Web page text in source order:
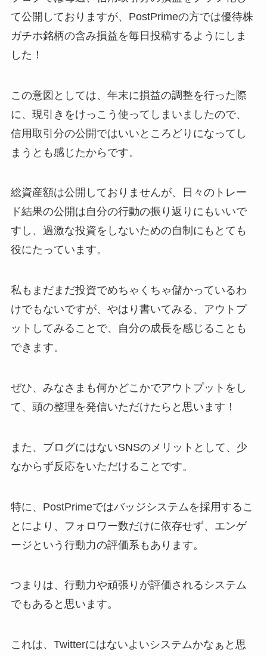
て公開しておりますが、PostPrimeの方では優待株
ガチホ銘柄の含み損益を毎日投稿するようにしま
した！
この意図としては、年末に損益の調整を行った際
に、現引きをけっこう使ってしまいましたので、
信用取引分の公開ではいいところどりになってし
まうとも感じたからです。
総資産額は公開しておりませんが、日々のトレー
ド結果の公開は自分の行動の振り返りにもいいで
すし、過激な投資をしないための自制にもとても
役にたっています。
私もまだまだ投資でめちゃくちゃ儲かっているわ
けでもないですが、やはり書いてみる、アウトプ
ットしてみることで、自分の成長を感じることも
できます。
ぜひ、みなさまも何かどこかでアウトプットをし
て、頭の整理を発信いただけたらと思います！
また、ブログにはないSNSのメリットとして、少
なからず反応をいただけることです。
特に、PostPrimeではバッジシステムを採用するこ
とにより、フォロワー数だけに依存せず、エンゲ
ージという行動力の評価系もあります。
つまりは、行動力や頑張りが評価されるシステム
でもあると思います。
これは、Twitterにはないよいシステムかなぁと思